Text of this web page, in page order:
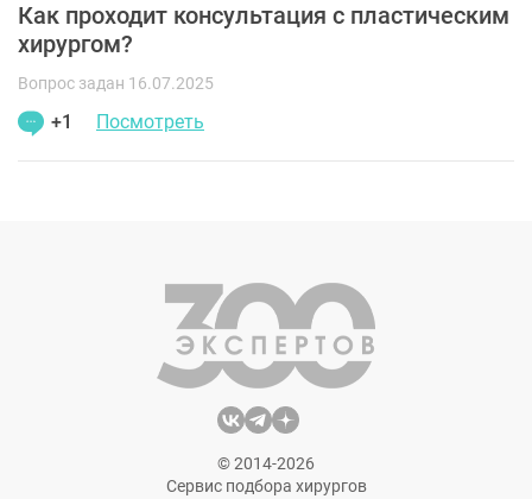
Как проходит консультация с пластическим
хирургом?
Вопрос задан 16.07.2025
+1 Посмотреть
© 2014-2026
Сервис подбора хирургов